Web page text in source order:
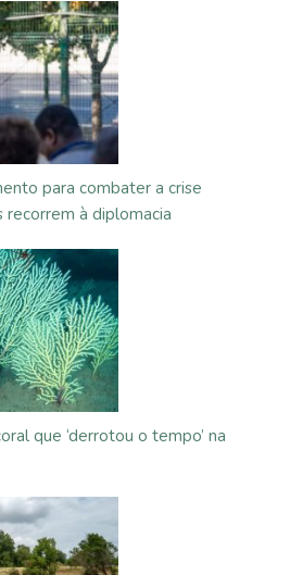
para combater a crise
recorrem à diplomacia
que ‘derrotou o tempo’ na